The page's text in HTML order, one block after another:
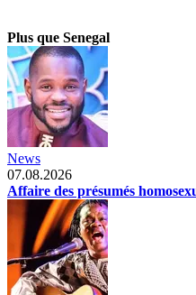
Plus que Senegal
News
07.08.2026
Affaire des présumés